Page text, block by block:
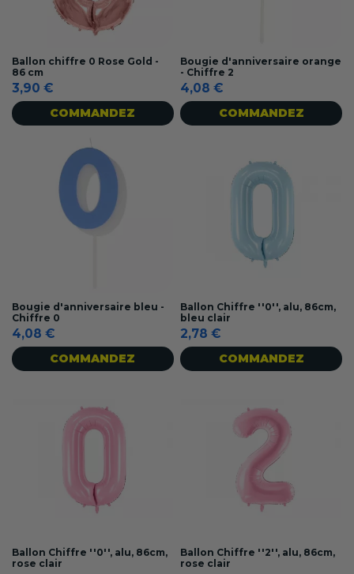
Ballon chiffre 0 Rose Gold -
86 cm
3,90 €
COMMANDEZ
Bougie d'anniversaire orange
- Chiffre 2
4,08 €
COMMANDEZ
Bougie d'anniversaire bleu -
Chiffre 0
4,08 €
COMMANDEZ
Ballon Chiffre ''0'', alu, 86cm,
bleu clair
2,78 €
COMMANDEZ
Ballon Chiffre ''0'', alu, 86cm,
rose clair
Ballon Chiffre ''2'', alu, 86cm,
rose clair